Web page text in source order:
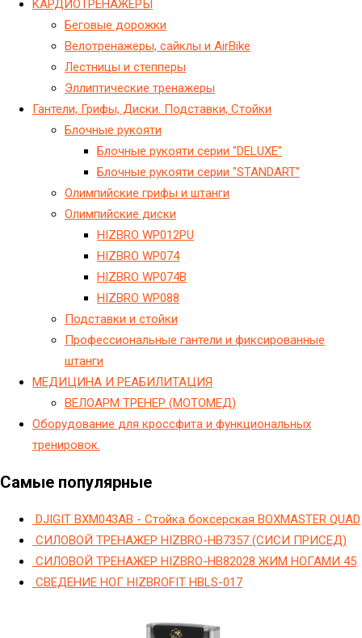
KАРДИОТРЕНАЖЕРЫ
Беговые дорожки
Велотренажеры, сайклы и AirBike
Лестницы и степперы
Эллиптические тренажеры
Гантели, Грифы, Диски. Подставки, Стойки
Блочные рукояти
Блочные рукояти серии "DELUXE"
Блочные рукояти серии "STANDART"
Олимпийские грифы и штанги
Олимпийские диски
HIZBRO WP012PU
HIZBRO WP074
HIZBRO WP074B
HIZBRO WP088
Подставки и стойки
Профессиональные гантели и фиксированные
штанги
МЕДИЦИНА И РЕАБИЛИТАЦИЯ
ВЕЛОАРМ ТРЕНЕР (МОТОМЕД)
Оборудование для кроссфита и функциональных
тренировок.
Самые популярные
DJIGIT BXM043AB - Стойка боксерская BOXMASTER QUAD
СИЛОВОЙ ТРЕНАЖЕР HIZBRO-HB7357 (СИСИ ПРИСЕД)
СИЛОВОЙ ТРЕНАЖЕР HIZBRO-HB82028 ЖИМ НОГАМИ 45
СВЕДЕНИЕ НОГ HIZBROFIT HBLS-017